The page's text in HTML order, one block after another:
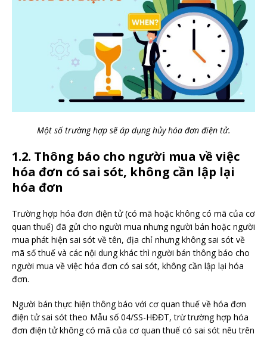
Một số trường hợp sẽ áp dụng hủy hóa đơn điện tử.
1.2. Thông báo cho người mua về việc
hóa đơn có sai sót, không cần lập lại
hóa đơn
Trường hợp hóa đơn điện tử (có mã hoặc không có mã của cơ
quan thuế) đã gửi cho người mua nhưng người bán hoặc người
mua phát hiện sai sót về tên, địa chỉ nhưng không sai sót về
mã số thuế và các nội dung khác thì người bán thông báo cho
người mua về việc hóa đơn có sai sót, không cần lập lại hóa
đơn.
Người bán thực hiện thông báo với cơ quan thuế về hóa đơn
điện tử sai sót theo Mẫu số 04/SS-HĐĐT, trừ trường hợp hóa
đơn điện tử không có mã của cơ quan thuế có sai sót nêu trên